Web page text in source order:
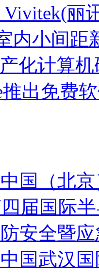
丽
内小间距
化计算
出免费
国（北
届国际
安全暨
国武汉